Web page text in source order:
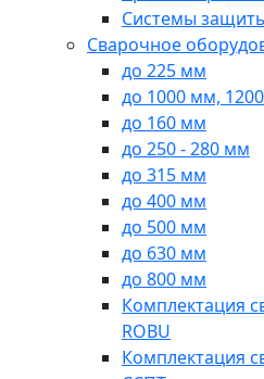
Системы
Сварочное
до 225 мм
до 1000 мм,
до 160 мм
до 250 - 280 мм
до 315 мм
до 400 мм
до 500 мм
до 630 мм
до 800 мм
Комплектация
ROBU
Комплектация